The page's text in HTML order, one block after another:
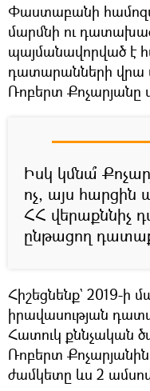
Փաստաբանի
մարմնի ու
պայմանավորված է
դատարանների վրա
Ռոբերտ Քոչարյանը
Իսկ կմնա՞
ոչ, այս
ՀՀ վերաքննիչ
ընթացող
Հիշեցնենք` 2019-ի
իրավասության
Հատուկ քննչական
Ռոբերտ
ժամկետը ևս 2